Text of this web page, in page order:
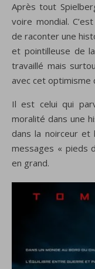
Après tout
voire mondial.
de raconter une
et pointilleuse de
travaillé mais
avec cet optimisme
Il est celui qui
moralité dans une
dans la noirceur et
messages « pieds
en grand.